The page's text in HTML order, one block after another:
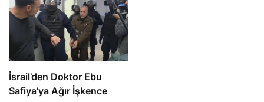
İsrail’den Doktor Ebu
Safiya’ya Ağır İşkence